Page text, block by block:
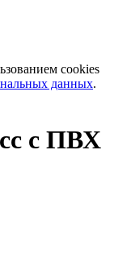
cookies
данных.
с ПВХ